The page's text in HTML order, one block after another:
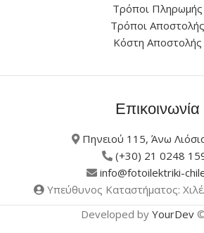
Τρόποι Πληρωμής
Τρόποι Αποστολής
Κόστη Αποστολής
Επικοινωνία
Πηνειού 115, Άνω
(+30) 21 0248
info@fotoilektriki-
Υπεύθυνος Καταστήματος:
Developed by YourDev